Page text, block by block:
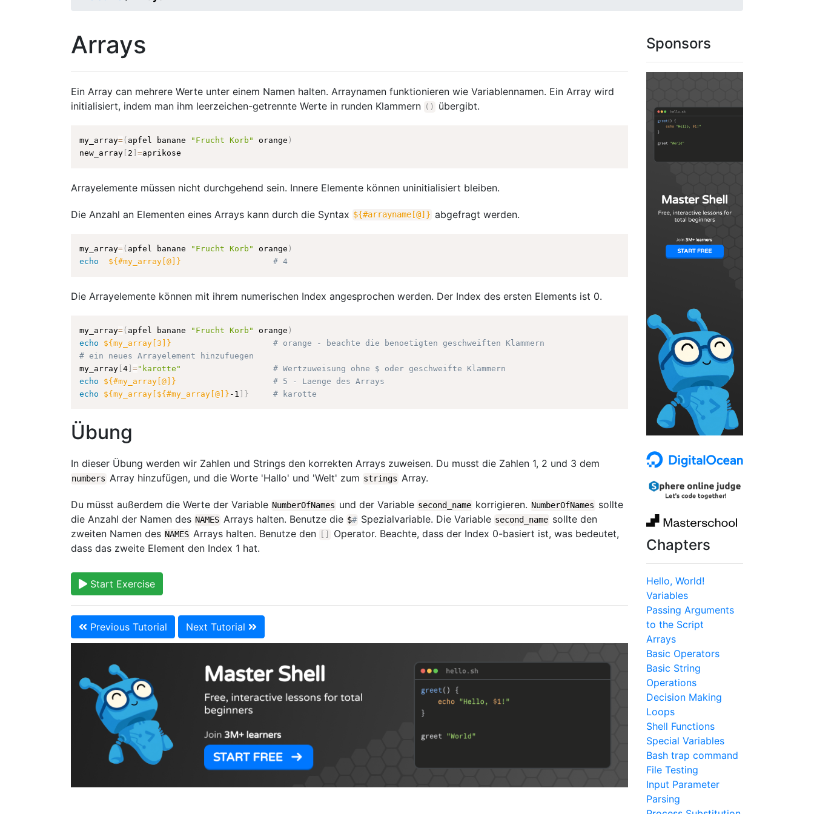
Arrays
Ein Array can mehrere Werte unter einem Namen halten. Arraynamen funktionieren wie Variablennamen. Ein Array wird
initialisiert, indem man ihm leerzeichen-getrennte Werte in runden Klammern ( ) übergibt.
my_array=( apfel banane "Frucht Korb" orange )
new_array 2 ]=
Arrayelemente müssen nicht durchgehend sein. Innere Elemente können uninitialisiert bleiben.
Die Anzahl an Elementen eines Arrays kann durch die Syntax ${#arrayname[@]} abgefragt werden.
my_array=( apfel banane "Frucht Korb" orange )
echo
${#my_array[@]} # 4
Die Arrayelemente können mit ihrem numerischen Index angesprochen werden. Der Index des ersten Elements ist 0.
my_array=( apfel banane "Frucht Korb" orange )
echo
${my_array[3]}
# orange - beachte die benoetigten geschweiften Klammern
# ein neues Arrayelement hinzufuegen
my_array [4 ]="karotte"
# Wertzuweisung ohne $ oder geschweifte Klammern
echo
${#my_array[@]}
# 5 - Laenge des Arrays
echo
${my_array[${#my_array[@]} -1 } # karotte
Übung
In dieser Übung werden wir Zahlen und Strings den korrekten Arrays zuweisen. Du musst die Zahlen 1, 2 und 3 dem
numbers Array hinzufügen, und die Worte 'Hallo' und 'Welt' zum strings Array.
Du müsst außerdem die Werte der Variable NumberOfNames und der Variable second_name korrigieren. NumberOfNames sollte
die Anzahl der Namen des NAMES Arrays halten. Benutze die $# Spezialvariable. Die Variable second_name sollte den
zweiten Namen des NAMES Arrays halten. Benutze den [ ]
Operator. Beachte, dass der Index 0-basiert ist, was bedeutet,
dass das zweite Element den Index 1 hat.
Start Exercise
Previous Tutorial Next Tutorial
Sponsors
Chapters
Hello, World!
Variables
Passing Arguments
to the Script
Arrays
Basic Operators
Basic String
Operations
Decision Making
Loops
Shell Functions
Special Variables
Bash trap command
File Testing
Input Parameter
Parsing